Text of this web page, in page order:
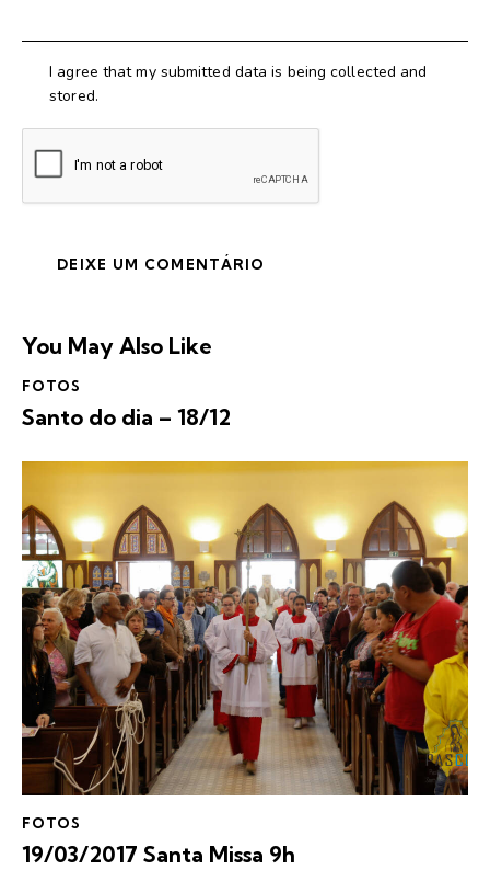
I agree that my submitted data is being collected and
stored.
You May Also Like
FOTOS
Santo do dia – 18/12
FOTOS
19/03/2017 Santa Missa 9h